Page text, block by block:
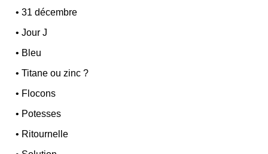
•31 décembre
•Jour J
• Bleu
•Titane ou zinc ?
• Flocons
• Potesses
• Ritournelle